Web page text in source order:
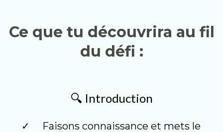
Ce que tu découvrira au fil
du défi :
🔍 Introduction
Faisons connaissance et mets le